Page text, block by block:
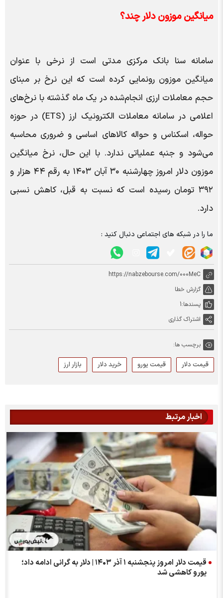
میانگین موزون دلار چند؟
سامانه سنا بانک مرکزی مدتی است از نرخی با عنوان
میانگین موزون رونمایی کرده است که این نرخ بر مبنای
حجم معاملات ارزی انجام‌شده در یک ماه گذشته با نرخ‌های
اعلامی در سامانه معاملات الکترونیک ارز (ETS) در حوزه
حواله، اسکناس و حواله کالا‌های اساسی و ضروری محاسبه
می‌شود و جنبه عملیاتی ندارد. با این حال، نرخ میانگین
موزون دلار امروز چهارشنبه ۳۰ آبان ۱۴۰۳ به رقم ۴۴ هزار و
۳۹۲ تومان رسیده است که نسبت به قبل، کاهش نسبی
دارد.
ما را در شبکه های اجتماعی دنبال کنید :
https://nabzebourse.com/000MeC
گزارش خطا
پسندها:1
اشتراک گذاری
برچسب ها:
قیمت دلار قیمت یورو خرید دلار بازار ارز
اخبار مرتبط
قیمت دلار امروز پنجشنبه ۱ آذر ۱۴۰۳ | دلار به گرانی ادامه داد؛
یورو کاهشی شد